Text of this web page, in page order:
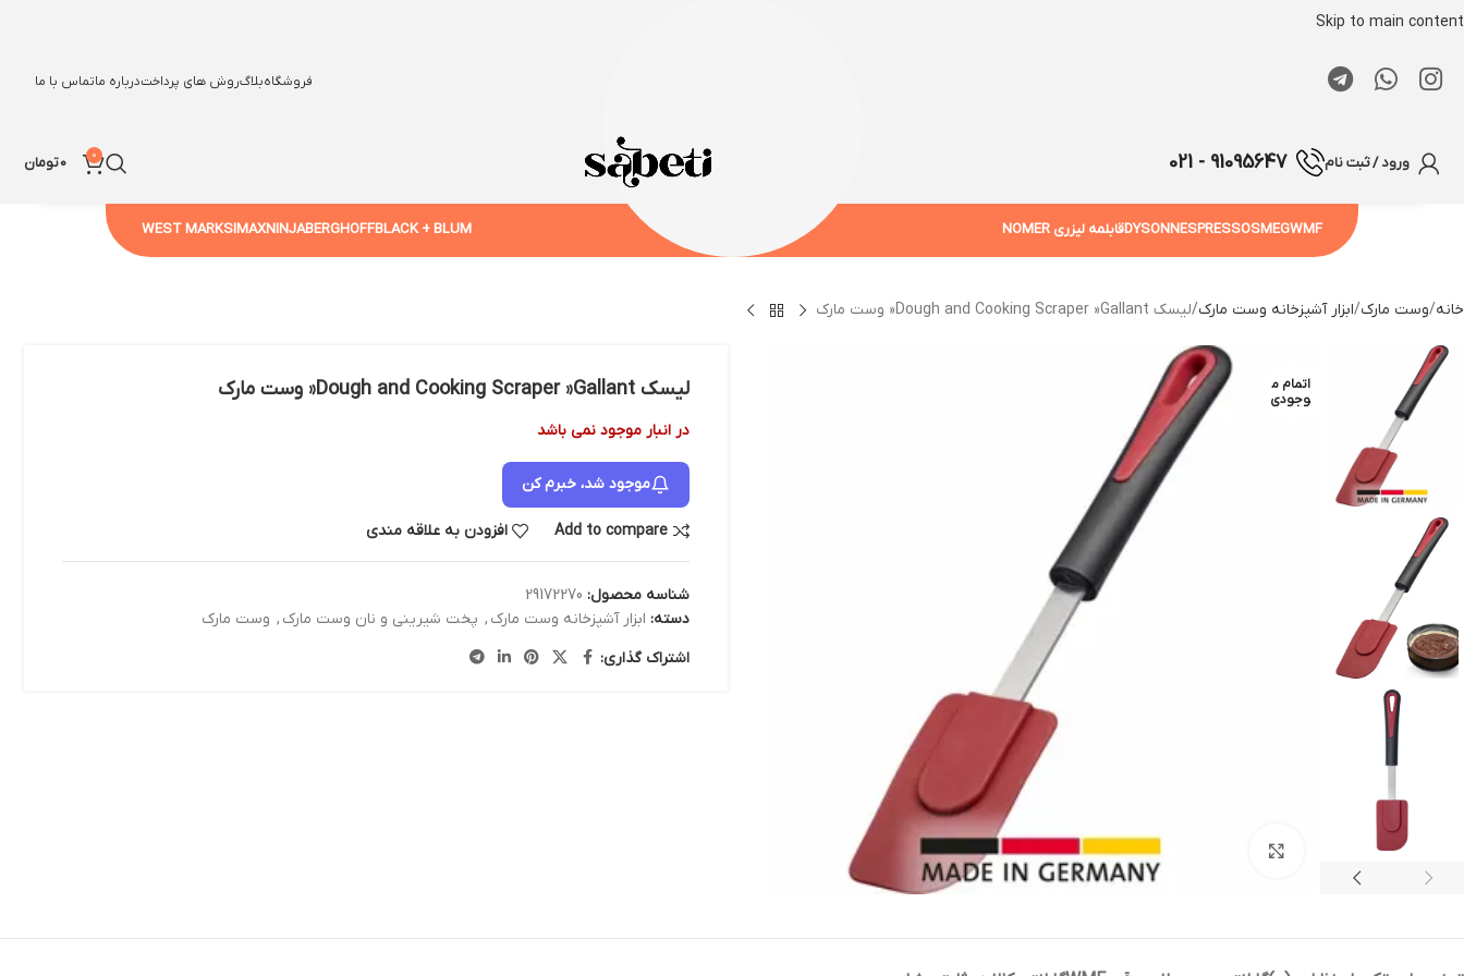
Skip to main content
فروشگاهبلاگروش های پرداختدرباره ماتماس با ما
ورود / ثبت نام 91095647 - 021
0
0تومان
WMF
SMEG
NESPRESSO
DYSONقابلمه لیزری NOMER BLACK + BLUM
BERGHOFF
NINJA
SIMAX
WEST MARK
خانه وست مارک ابزار آشپزخانه وست مارک لیسک Dough and Cooking Scraper »Gallant« وست مارک
اتمام م
وجودی
بزرگنمایی تصویر
لیسک Dough and Cooking Scraper »Gallant« وست مارک
در انبار موجود نمی باشد
موجود شد، خبرم کن
Add to compare افزودن به علاقه مندی
شناسه محصول: 29172270
دسته: ابزار آشپزخانه وست مارک , پخت شیرینی و نان وست مارک , وست مارک
اشتراک گذاری: